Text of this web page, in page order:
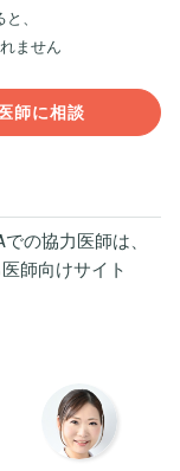
、
ません
医師に相談
の協力医師は、
師向けサイト